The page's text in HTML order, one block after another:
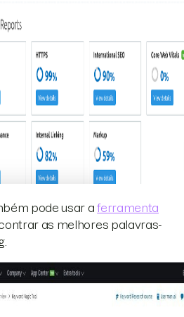
pode usar aferramenta
as melhores palavras-